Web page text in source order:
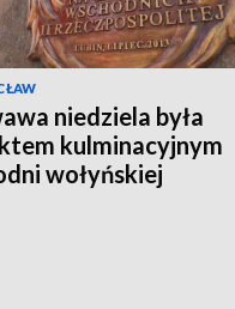
niedziela była
kulminacyjnym
wołyńskiej